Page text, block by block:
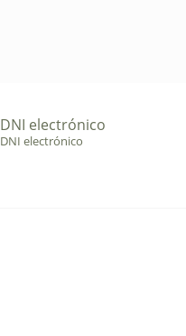
DNI electrónico
DNI electrónico